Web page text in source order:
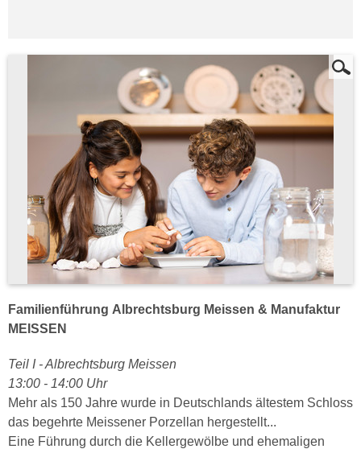
Familienführung Albrechtsburg Meissen & Manufaktur
MEISSEN
Teil I - Albrechtsburg Meissen
13:00 - 14:00 Uhr
Mehr als 150 Jahre wurde in Deutschlands ältestem Schloss
das begehrte Meissener Porzellan hergestellt...
Eine Führung durch die Kellergewölbe und ehemaligen